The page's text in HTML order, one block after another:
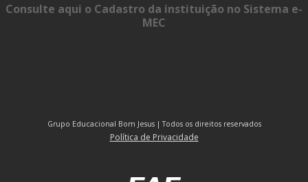
Consulte aqui o Cadastro da instituição no Sistema e-
MEC
Grupo Educacional Bom Jesus | Todos os direitos reservados
Política de Privacidade